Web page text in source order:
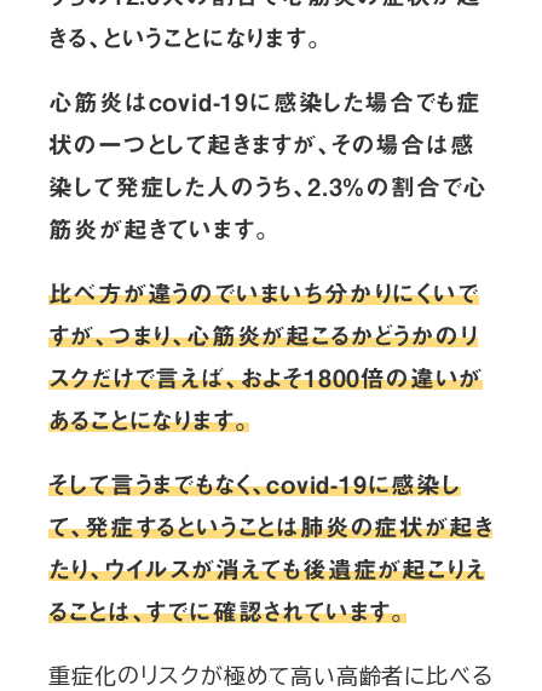
きる、ということになります。
心筋炎はcovid-19に感染した場合でも症
状の一つとして起きますが、その場合は感
染して発症した人のうち、2.3％の割合で心
筋炎が起きています。
比べ方が違うのでいまいち分かりにくいで
すが、つまり、心筋炎が起こるかどうかのリ
スクだけで言えば、およそ1800倍の違いが
あることになります。
そして言うまでもなく、covid-19に感染し
て、発症するということは肺炎の症状が起き
たり、ウイルスが消えても後遺症が起こりえ
ることは、すでに確認されています。
重症化のリスクが極めて高い高齢者に比べる